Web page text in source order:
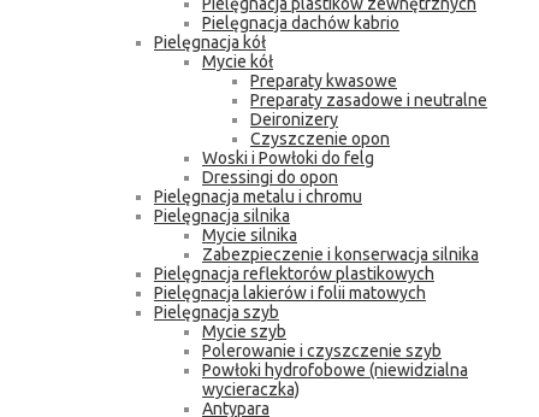
Pielęgnacja plastików zewnętrznych
Pielęgnacja dachów kabrio
Pielęgnacja kół
Mycie kół
Preparaty kwasowe
Preparaty zasadowe i neutralne
Deironizery
Czyszczenie opon
Woski i Powłoki do felg
Dressingi do opon
Pielęgnacja metalu i chromu
Pielęgnacja silnika
Mycie silnika
Zabezpieczenie i konserwacja silnika
Pielęgnacja reflektorów plastikowych
Pielęgnacja lakierów i folii matowych
Pielęgnacja szyb
Mycie szyb
Polerowanie i czyszczenie szyb
Powłoki hydrofobowe (niewidzialna
wycieraczka)
Antypara